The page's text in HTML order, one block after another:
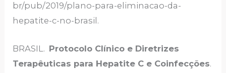
br/pub/2019/plano-para-eliminacao-da-
hepatite-c-no-brasil.
BRASIL. Protocolo Clínico e Diretrizes
Terapêuticas para Hepatite C e Coinfecções.